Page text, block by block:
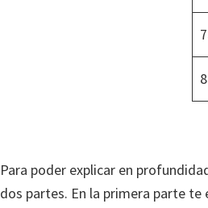
Para poder explicar en
dos partes. En la primera parte